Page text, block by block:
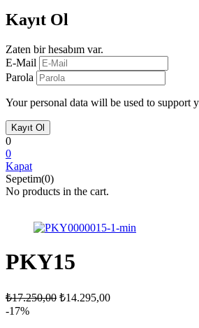
Kayıt Ol
Zaten bir hesabım var.
E-Mail
Parola
Your personal data will be used to support
0
0
Kapat
Sepetim(0)
No products in the cart.
PKY15
₺17.250,00 ₺14.295,00
-17%